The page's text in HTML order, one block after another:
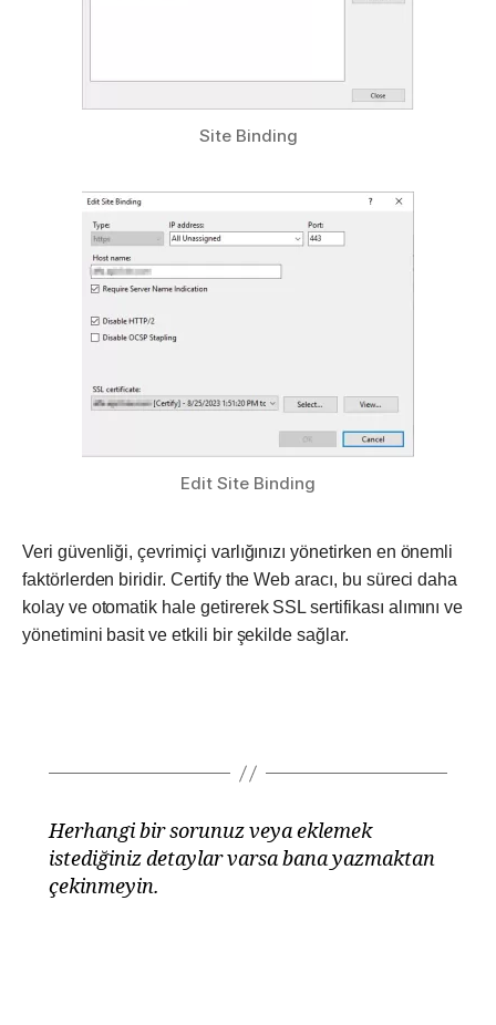
Site Binding
Edit Site Binding
Veri güvenliği, çevrimiçi varlığınızı yönetirken en önemli
faktörlerden biridir. Certify the Web aracı, bu süreci daha
kolay ve otomatik hale getirerek SSL sertifikası alımını ve
yönetimini basit ve etkili bir şekilde sağlar.
Herhangi bir sorunuz veya eklemek
istediğiniz detaylar varsa bana yazmaktan
çekinmeyin.